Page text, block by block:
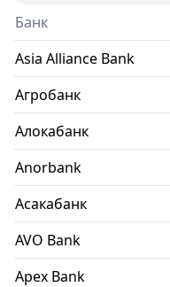
Банк
Asia Alliance Bank
Агробанк
Алокабанк
Anorbank
Асакабанк
AVO Bank
Apex Bank